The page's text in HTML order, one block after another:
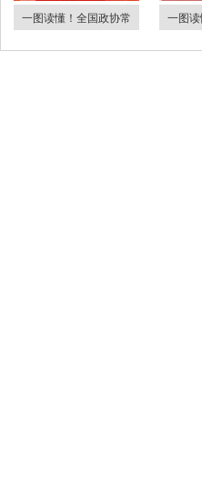
一图读懂！全国政协常 一图